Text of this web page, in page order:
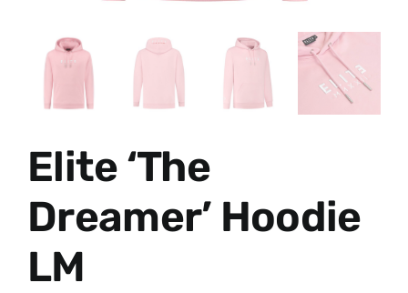
Elite ‘The
Dreamer’ Hoodie
LM